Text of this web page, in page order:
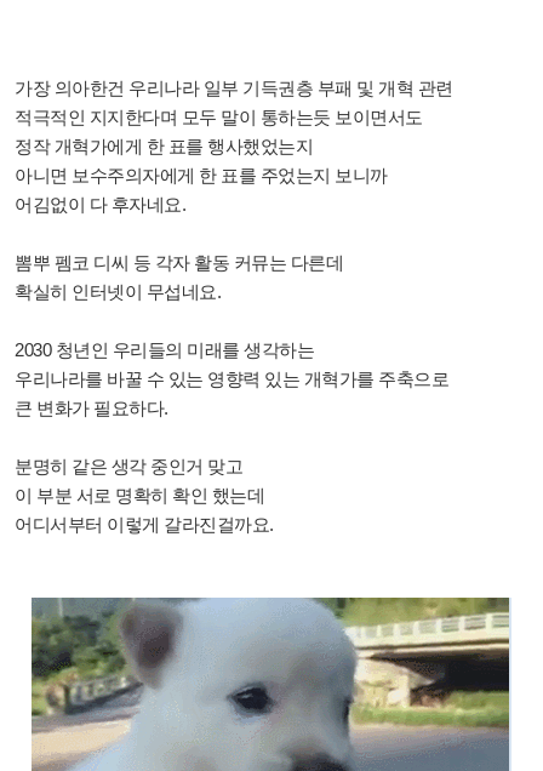
가장 의아한건 우리나라 일부 기득권층 부패 및 개혁 관련
적극적인 지지한다며 모두 말이 통하는듯 보이면서도
정작 개혁가에게 한 표를 행사했었는지
아니면 보수주의자에게 한 표를 주었는지 보니까
어김없이 다 후자네요.
뽐뿌 펨코 디씨 등 각자 활동 커뮤는 다른데
확실히 인터넷이 무섭네요.
2030 청년인 우리들의 미래를 생각하는
우리나라를 바꿀 수 있는 영향력 있는 개혁가를 주축으로
큰 변화가 필요하다.
분명히 같은 생각 중인거 맞고
이 부분 서로 명확히 확인 했는데
어디서부터 이렇게 갈라진걸까요.